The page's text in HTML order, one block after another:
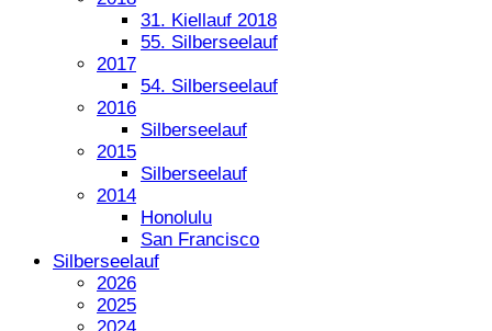
31. Kiellauf 2018
55. Silberseelauf
2017
54. Silberseelauf
2016
Silberseelauf
2015
Silberseelauf
2014
Honolulu
San Francisco
Silberseelauf
2026
2025